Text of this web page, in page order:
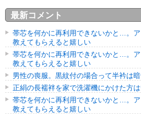
最新コメント
帯芯を何かに再利用できないかと…。
教えてもらえると嬉しい
帯芯を何かに再利用できないかと…。
教えてもらえると嬉しい
男性の喪服。黒紋付の場合って半衿は
正絹の長襦袢を家で洗濯機にかけた方
帯芯を何かに再利用できないかと…。
教えてもらえると嬉しい